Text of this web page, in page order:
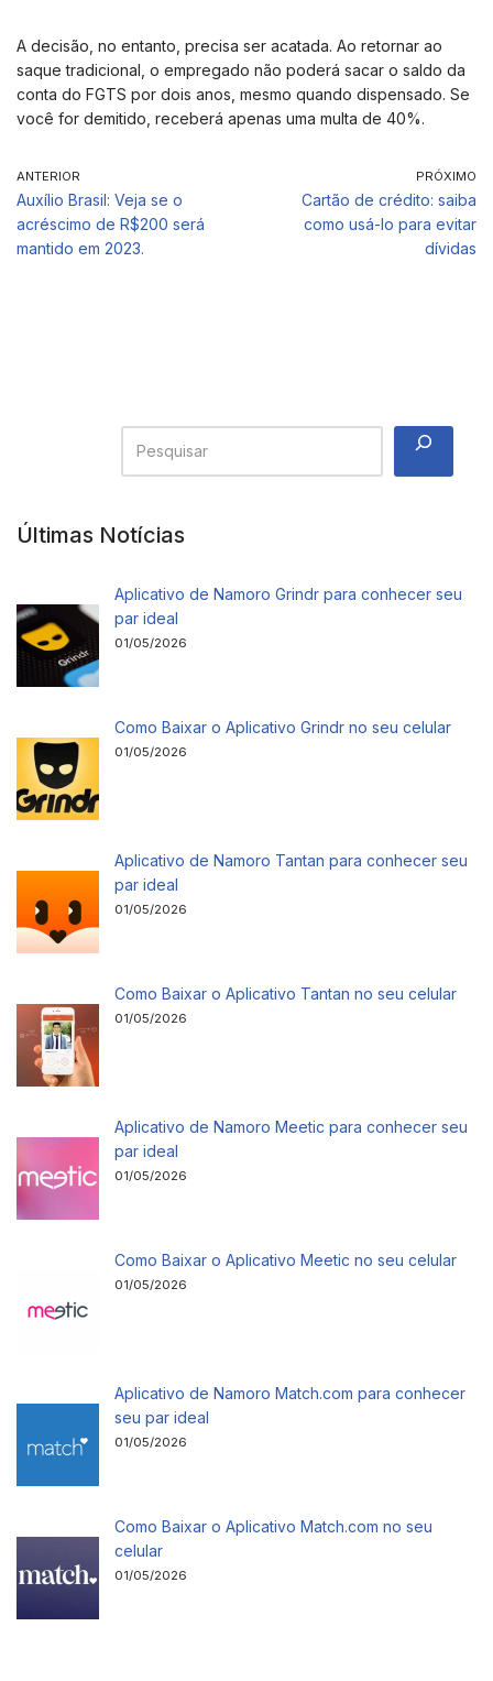
A decisão, no entanto, precisa ser acatada. Ao retornar ao
saque tradicional, o empregado não poderá sacar o saldo da
conta do FGTS por dois anos, mesmo quando dispensado. Se
você for demitido, receberá apenas uma multa de 40%.
ANTERIOR
Auxílio Brasil: Veja se o
acréscimo de R$200 será
mantido em 2023.
PRÓXIMO
Cartão de crédito: saiba
como usá-lo para evitar
dívidas
Últimas Notícias
Aplicativo de Namoro Grindr para conhecer seu
par ideal
01/05/2026
Como Baixar o Aplicativo Grindr no seu celular
01/05/2026
Aplicativo de Namoro Tantan para conhecer seu
par ideal
01/05/2026
Como Baixar o Aplicativo Tantan no seu celular
01/05/2026
Aplicativo de Namoro Meetic para conhecer seu
par ideal
01/05/2026
Como Baixar o Aplicativo Meetic no seu celular
01/05/2026
Aplicativo de Namoro Match.com para conhecer
seu par ideal
01/05/2026
Como Baixar o Aplicativo Match.com no seu
celular
01/05/2026